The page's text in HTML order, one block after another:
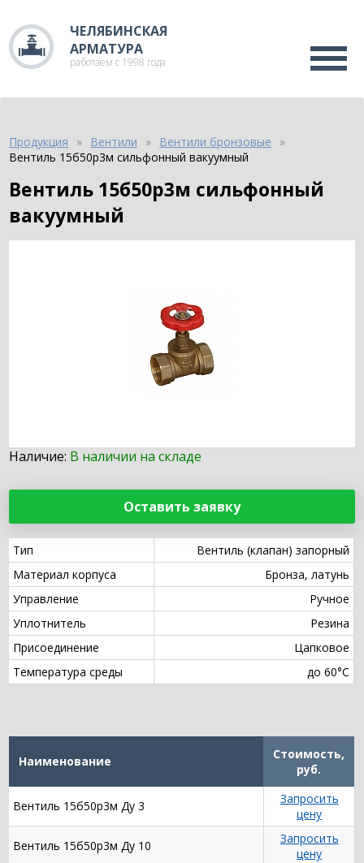
ЧЕЛЯБИНСКАЯ
АРМАТУРА
работаем с 1998 года
Продукция Вентили
Вентили бронзовые
Вентиль 15б50р3м сильфонный вакуумный
Вентиль 15б50р3м сильфонный
вакуумный
Наличие: В наличии на складе
Оставить заявку
Тип
Вентиль (клапан) запорный
Материал корпуса
Бронза, латунь
Управление
Ручное
Уплотнитель
Резина
Присоединение
Цапковое
Температура среды
до 60°С
Наименование
Стоимость,
руб.
Вентиль 15б50р3м Ду 3
Запросить
цену
Вентиль 15б50р3м Ду 10
Запросить
цену